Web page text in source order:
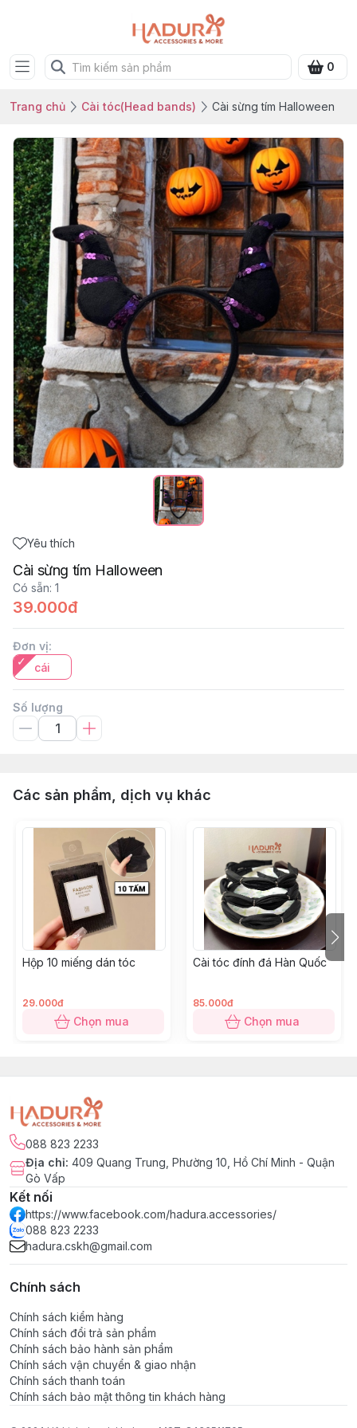
0
Trang chủ Cài tóc(Head bands) Cài sừng tím Halloween
Yêu thích
Cài sừng tím Halloween
Có sẵn: 1
39.000đ
Đơn vị:
cái
Số lượng
Các sản phẩm, dịch vụ khác
Hộp 10 miếng dán tóc
29.000đ
Chọn mua
Cài tóc đính đá Hàn Quốc
85.000đ
Chọn mua
088 823 2233
Địa chỉ: 409 Quang Trung, Phường 10, Hồ Chí Minh - Quận
Gò Vấp
Kết nối
https://www.facebook.com/hadura.accessories/
088 823 2233
hadura.cskh@gmail.com
Chính sách
Chính sách kiểm hàng
Chính sách đổi trả sản phẩm
Chính sách bảo hành sản phẩm
Chính sách vận chuyển & giao nhận
Chính sách thanh toán
Chính sách bảo mật thông tin khách hàng